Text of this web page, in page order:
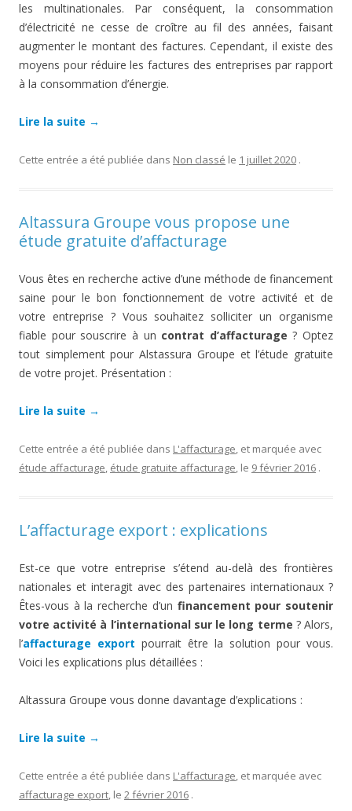
les multinationales. Par conséquent, la consommation
d’électricité ne cesse de croître au fil des années, faisant
augmenter le montant des factures. Cependant, il existe des
moyens pour réduire les factures des entreprises par rapport
à la consommation d’énergie.
Lire la suite →
Cette entrée a été publiée dans Non classé le 1 juillet 2020 .
Altassura Groupe vous propose une
étude gratuite d’affacturage
Vous êtes en recherche active d’une méthode de financement
saine pour le bon fonctionnement de votre activité et de
votre entreprise ? Vous souhaitez solliciter un organisme
fiable pour souscrire à un contrat d’affacturage ? Optez
tout simplement pour Alstassura Groupe et l’étude gratuite
de votre projet. Présentation :
Lire la suite →
Cette entrée a été publiée dans L'affacturage, et marquée avec
étude affacturage, étude gratuite affacturage, le 9 février 2016 .
L’affacturage export : explications
Est-ce que votre entreprise s’étend au-delà des frontières
nationales et interagit avec des partenaires internationaux ?
Êtes-vous à la recherche d’un financement pour soutenir
votre activité à l’international sur le long terme ? Alors,
l’affacturage export pourrait être la solution pour vous.
Voici les explications plus détaillées :
Altassura Groupe vous donne davantage d’explications :
Lire la suite →
Cette entrée a été publiée dans L'affacturage, et marquée avec
affacturage export, le 2 février 2016 .